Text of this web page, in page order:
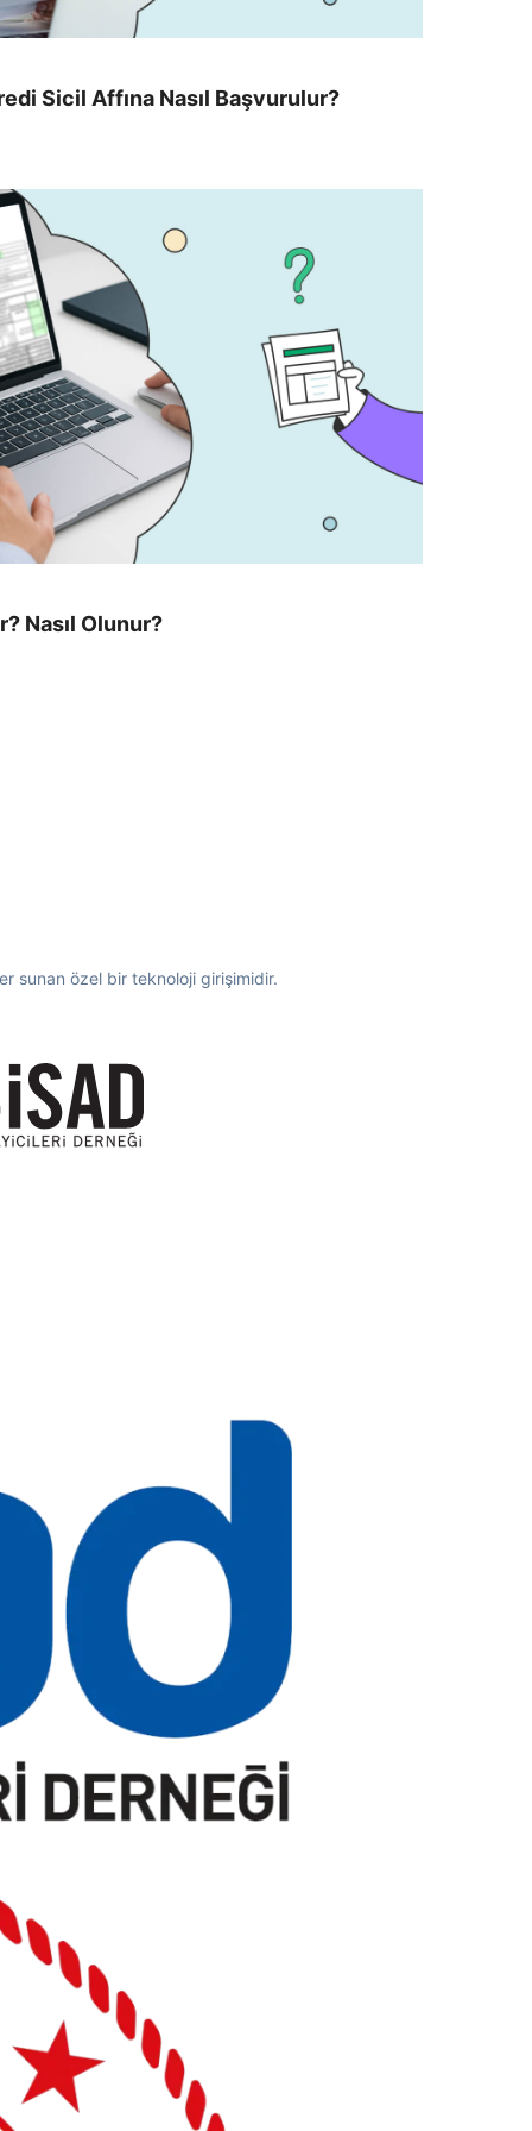
Sicil Affına Nasıl Başvurulur?
Nasıl Olunur?
sunan özel bir teknoloji girişimidir.